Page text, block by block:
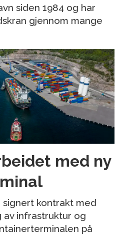
siden 1984 og har
gjennom mange
med ny
signert kontrakt med
av infrastruktur og
på